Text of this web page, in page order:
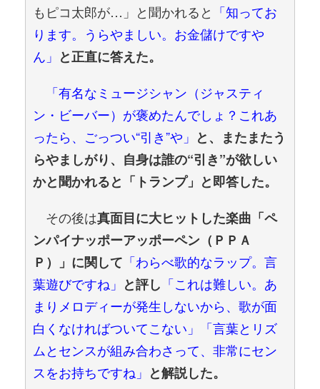
もピコ太郎が…」と聞かれると 「知ってお
ります。うらやましい。お金儲けですや
ん」 と正直に答えた。
「有名なミュージシャン（ジャスティ
ン・ビーバー）が褒めたんでしょ？これあ
ったら、ごっつい“引き”や」 と、またまたう
らやましがり、自身は誰の“引き”が欲しい
かと聞かれると「トランプ」と即答した。
その後は真面目に大ヒットした楽曲「ペ
ンパイナッポーアッポーペン（ＰＰＡ
Ｐ）」に関して 「わらべ歌的なラップ。言
葉遊びですね」 と評し 「これは難しい。あ
まりメロディーが発生しないから、歌が面
白くなければついてこない」「言葉とリズ
ムとセンスが組み合わさって、非常にセン
スをお持ちですね」 と解説した。